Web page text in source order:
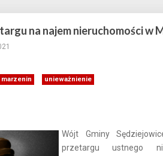
na najem nieruchomości w
marzenin unieważnienie
Wójt Gminy
przetargu ustnego